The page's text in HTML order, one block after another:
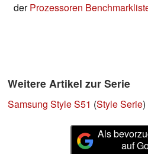
derProzessoren
Weitere Artikel zur Serie
Samsung Style S51 (Style Serie)
Als
auf